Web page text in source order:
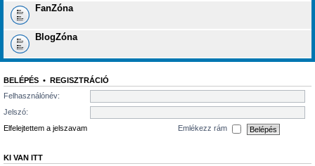
FanZóna
BlogZóna
BELÉPÉS • REGISZTRÁCIÓ
Felhasználónév:
Jelszó:
Elfelejtettem a jelszavam
Emlékezz rám
KI VAN ITT